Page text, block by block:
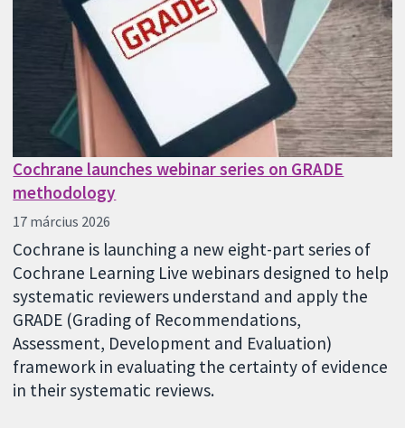
Cochrane launches webinar series on GRADE
methodology
17 március 2026
Cochrane is launching a new eight-part series of
Cochrane Learning Live webinars designed to help
systematic reviewers understand and apply the
GRADE (Grading of Recommendations,
Assessment, Development and Evaluation)
framework in evaluating the certainty of evidence
in their systematic reviews.